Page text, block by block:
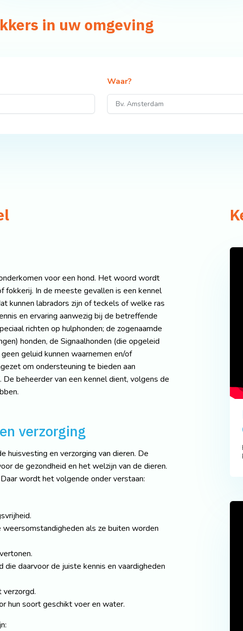
in uw omgeving
Waar?
voor een hond. Het woord wordt
In de meeste gevallen is een kennel
kunnen labradors zijn of teckels of welke ras
en ervaring aanwezig bij de betreffende
richten op hulphonden; de zogenaamde
honden, de Signaalhonden (die opgeleid
geluid kunnen waarnemen en/of
om ondersteuning te bieden aan
beheerder van een kennel dient, volgens de
verzorging
huisvesting en verzorging van dieren. De
de gezondheid en het welzijn van de dieren.
wordt het volgende onder verstaan:
als ze buiten worden
daarvoor de juiste kennis en vaardigheden
hun soort geschikt voer en water.